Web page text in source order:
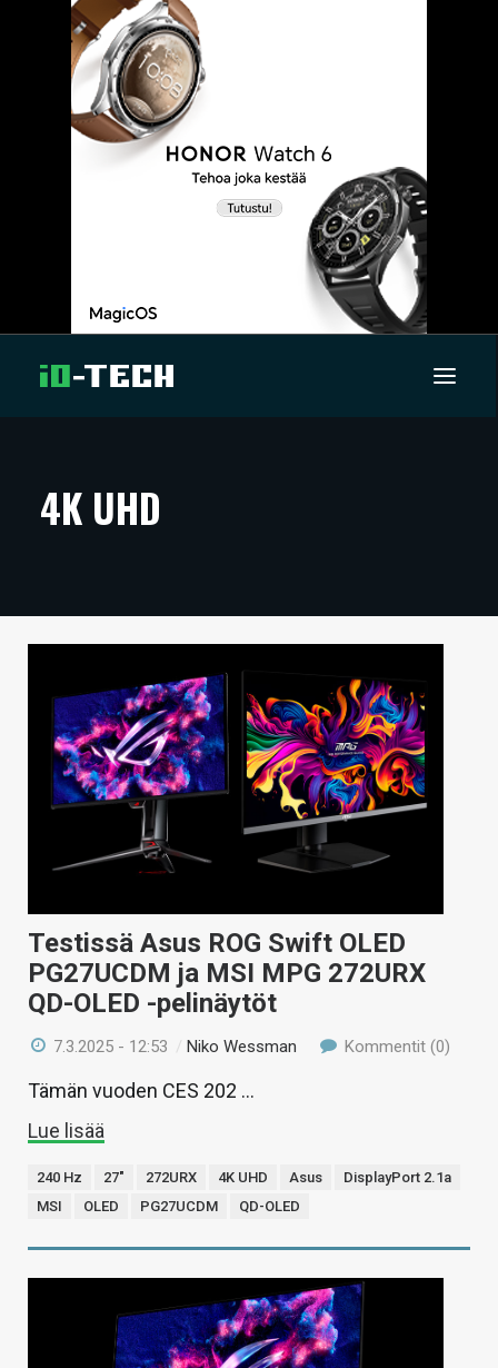
ARTIKKELIT
TECHBBS
HINTA.FI
KAUPPA
VAIHDA TEEMA
HAKU
4K UHD
Testissä Asus ROG Swift OLED
PG27UCDM ja MSI MPG 272URX
QD-OLED -pelinäytöt
7.3.2025 - 12:53 /Niko Wessman Kommentit (0)
Tämän vuoden CES 202 …
Lue lisää
240 Hz 27" 272URX 4K UHD Asus
DisplayPort 2.1a
MSI
OLED PG27UCDM QD-OLED